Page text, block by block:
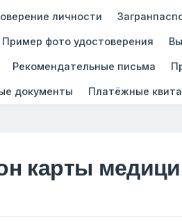
личности
Пример фото удостоверения
Рекомендательные письма
документы Платёжные
карты